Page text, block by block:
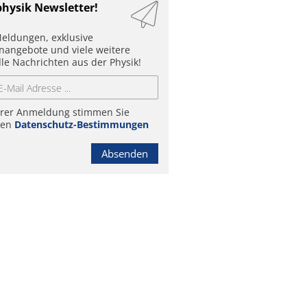
Newsletter!
exklusive
und viele weitere
Nachrichten aus der Physik!
Anmeldung stimmen Sie
Datenschutz-Bestimmungen
Absenden